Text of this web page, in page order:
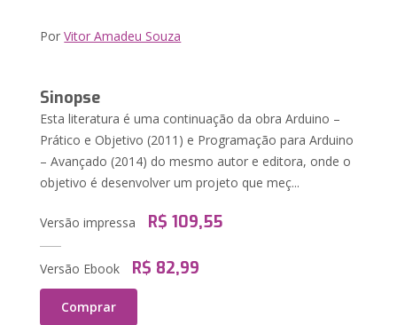
PorVitor Amadeu Souza
Sinopse
Esta literatura é uma continuação da obra Arduino –
Prático e Objetivo (2011) e Programação para Arduino
– Avançado (2014) do mesmo autor e editora, onde o
objetivo é desenvolver um projeto que meç...
Versão impressa R$ 109,55
Versão Ebook R$ 82,99
Comprar